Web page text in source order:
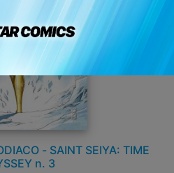
- SAINT SEIYA: TIME
n. 3